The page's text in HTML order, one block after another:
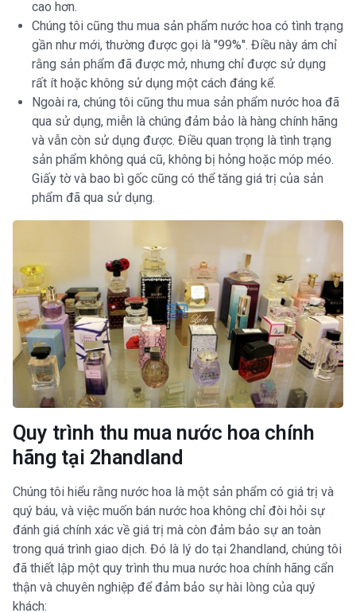
cao hơn.
Chúng tôi cũng thu mua sản phẩm nước hoa có tình trạng
gần như mới, thường được gọi là "99%". Điều này ám chỉ
rằng sản phẩm đã được mở, nhưng chỉ được sử dụng
rất ít hoặc không sử dụng một cách đáng kể.
Ngoài ra, chúng tôi cũng thu mua sản phẩm nước hoa đã
qua sử dụng, miễn là chúng đảm bảo là hàng chính hãng
và vẫn còn sử dụng được. Điều quan trọng là tình trạng
sản phẩm không quá cũ, không bị hỏng hoặc móp méo.
Giấy tờ và bao bì gốc cũng có thể tăng giá trị của sản
phẩm đã qua sử dụng.
Quy trình thu mua nước hoa chính
hãng tại 2handland
Chúng tôi hiểu rằng nước hoa là một sản phẩm có giá trị và
quý báu, và việc muốn bán nước hoa không chỉ đòi hỏi sự
đánh giá chính xác về giá trị mà còn đảm bảo sự an toàn
trong quá trình giao dịch. Đó là lý do tại 2handland, chúng tôi
đã thiết lập một quy trình thu mua nước hoa chính hãng cẩn
thận và chuyên nghiệp để đảm bảo sự hài lòng của quý
khách: